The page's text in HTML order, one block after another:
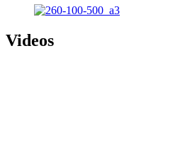
Videos